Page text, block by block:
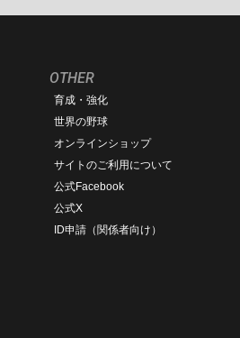
OTHER
育成・強化
世界の野球
オンラインショップ
サイトのご利用について
公式Facebook
公式X
ID申請（関係者向け）